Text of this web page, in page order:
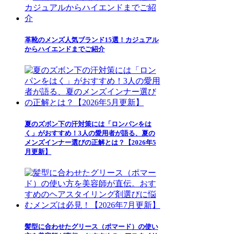
革靴のメンズ人気ブランド15選！カジュアル
からハイエンドまでご紹介
夏のズボン下の汗対策には「ロンパンをは
く」がおすすめ！3人の愛用者が語る、夏の
メンズインナー選びの正解とは？【2026年5
月更新】
髪型に合わせたグリース（ポマード）の使い